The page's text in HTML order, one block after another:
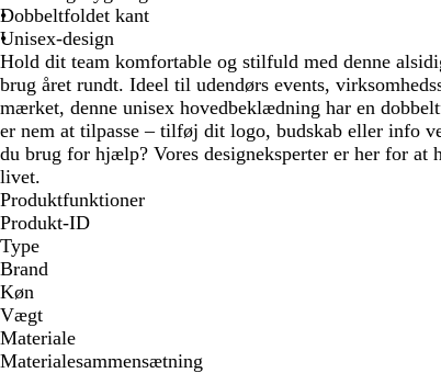
Dobbeltfoldet kant
Unisex-design
Hold dit team komfortable og stilfuld med denne
brug året rundt. Ideel til udendørs events,
mærket, denne unisex hovedbeklædning har en
er nem at tilpasse – tilføj dit logo, budskab eller info
du brug for hjælp? Vores designeksperter er her for
livet.
Produktfunktioner
Produkt-ID
Type
Brand
Køn
Vægt
Materiale
Materialesammensætning